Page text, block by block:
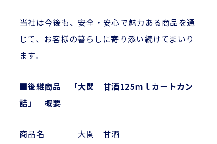
当社は今後も、安全・安心で魅力ある商品を通
じて、お客様の暮らしに寄り添い続けてまいり
ます。
■後継商品 「大関 甘酒125ｍｌカートカン
詰」 概要
商品名 大関 甘酒